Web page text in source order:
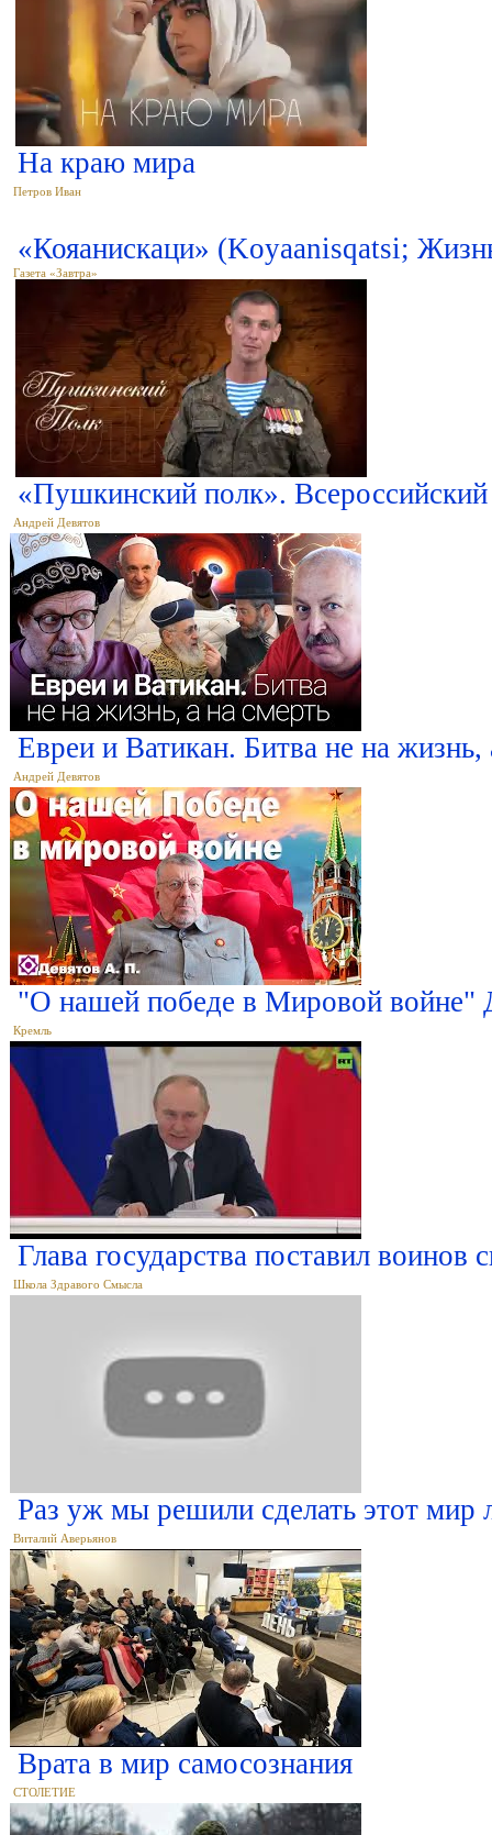
На краю мира
Петров Иван
«Кояанискаци» (Koyaanisqatsi;
Газета «Завтра»
«Пушкинский полк». Всероссийский
Андрей Девятов
Евреи и Ватикан. Битва не на
Андрей Девятов
"О нашей победе в Мировой войне"
Кремль
Глава государства поставил
Школа Здравого Смысла
Раз уж мы решили сделать этот мир
Виталий Аверьянов
Врата в мир самосознания
СТОЛЕТИЕ